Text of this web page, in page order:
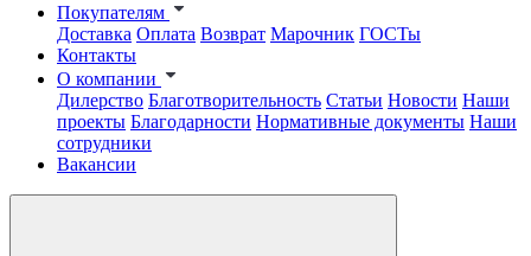
Покупателям
Доставка Оплата Возврат Марочник ГОСТы
Контакты
О компании
Дилерство Благотворительность Статьи Новости Наши
проекты Благодарности Нормативные документы Наши
сотрудники
Вакансии